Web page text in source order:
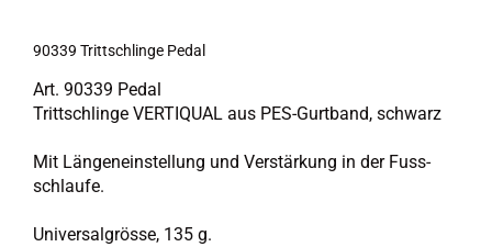
90339 Tritt­schlin­ge Pedal
Art. 90339 Pedal
‌Trittschlinge VER­TI­QUAL aus PES-​Gurtband, schwarz
Mit Län­gen­ein­stel­lung und Ver­stär­kung in der Fuss­
schlau­fe.
Uni­ver­sal­grös­se, 135 g.